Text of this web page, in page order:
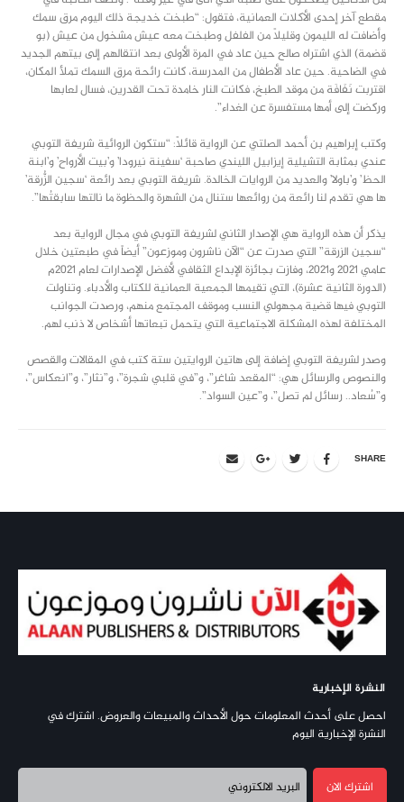
مقطع آخر إحدى الأكلات العمانية، فتقول: “طبخت خديجة ذلك اليوم مرق سمك
وأضافت له الليمون وقليلاً من الفلفل وطبخت معه عيش مشخول من عيش (بو
قضمة) الذي اشتراه صالح حين عاد في المرة الأولى بعد انتقالهم إلى بيتهم الجديد
في الضاحية. حين عاد الأطفال من المدرسة، كانت رائحة مرق السمك تملأ المكان،
اقتربت نَفَافَة من موقد الطبخ، فكانت النار خامدة تحت القدرين، فسال لعابها
وركضت إلى أمها مستفسرة عن الغداء”.
وكتب إبراهيم بن أحمد الصلتي عن الرواية قائلاً: “ستكون الروائية شريفة التوبي
عندي بمثابة التشيلية إيزابيل الليندي صاحبة ‘سفينة نيرودا’ و’بيت الأرواح’ و’ابنة
الحظ’ و’باولا’ والعديد من الروايات الخالدة. شريفة التوبي بعد رائعة ‘سجين الزُّرقة’
ها هي تقدم لنا رائعة من روائعها ستنال من الشهرة والحظوة ما نالتها سابقتُها”.
يذكر أن هذه الرواية هي الإصدار الثاني لشريفة التوبي في مجال الرواية بعد
“سجين الزرقة” التي صدرت عن “الآن ناشرون وموزعون” أيضاً في طبعتين خلال
عامي 2021 و2021، وفازت بجائزة الإبداع الثقافي لأفضل الإصدارات لعام 2021م
(الدورة الثانية عشرة)، التي تقيمها الجمعية العمانية للكتاب والأدباء. وتناولت
التوبي فيها قضية مجهولي النسب وموقف المجتمع منهم، ورصدت الجوانب
المختلفة لهذه المشكلة الاجتماعية التي يتحمل تبعاتها أشخاص لا ذنب لهم.
وصدر لشريفة التوبي إضافة إلى هاتين الروايتين ستة كتب في المقالات والقصص
والنصوص والرسائل هي: “المقعد شاغر”، و”في قلبي شجرة”، و”نثار”، و”انعكاس”،
و”سُعاد.. رسائل لم تصل”، و”عين السواد”.
SHARE
النشرة الإخبارية
احصل على أحدث المعلومات حول الأحداث والمبيعات والعروض. اشترك في
النشرة الإخبارية اليوم